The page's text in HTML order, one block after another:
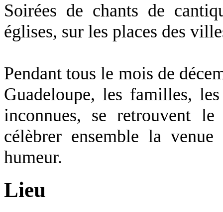
Soirées de chants de
églises, sur les places des
Pendant tous le mois de
Guadeloupe, les familles,
inconnues, se retrouvent
célèbrer ensemble la
humeur.
Lieu